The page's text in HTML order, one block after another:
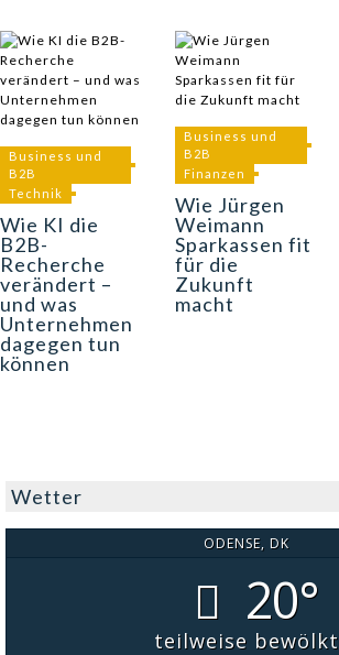
Business und
B2B
Technik
Wie KI die
B2B-
Recherche
verändert –
und was
Unternehmen
dagegen tun
können
Business und
B2B
Finanzen
Wie Jürgen
Weimann
Sparkassen fit
für die
Zukunft
macht
Wetter
ODENSE, DK
20°
teilweise bewölkt